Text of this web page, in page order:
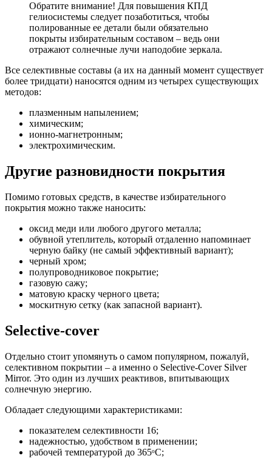
Обратите внимание! Для повышения КПД
гелиосистемы следует позаботиться, чтобы
полированные ее детали были обязательно
покрыты избирательным составом – ведь они
отражают солнечные лучи наподобие зеркала.
Все селективные составы (а их на данный момент существует
более тридцати) наносятся одним из четырех существующих
методов:
плазменным напылением;
химическим;
ионно-магнетронным;
электрохимическим.
Другие разновидности покрытия
Помимо готовых средств, в качестве избирательного
покрытия можно также наносить:
оксид меди или любого другого металла;
обувной утеплитель, который отдаленно напоминает
черную байку (не самый эффективный вариант);
черный хром;
полупроводниковое покрытие;
газовую сажу;
матовую краску черного цвета;
москитную сетку (как запасной вариант).
Selective-cover
Отдельно стоит упомянуть о самом популярном, пожалуй,
селективном покрытии – а именно о Selective-Сover Silver
Mirror. Это один из лучших реактивов, впитывающих
солнечную энергию.
Обладает следующими характеристиками:
показателем селективности 16;
надежностью, удобством в применении;
рабочей температурой до 365ᵒС;